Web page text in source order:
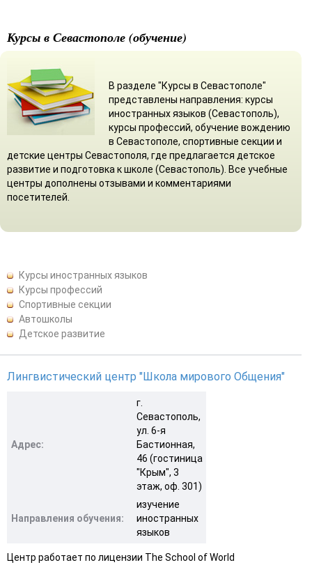
Курсы в Севастополе (обучение)
В разделе "Курсы в Севастополе"
представлены направления: курсы
иностранных языков (Севастополь),
курсы профессий, обучение вождению
в Севастополе, спортивные секции и
детские центры Севастополя, где предлагается детское
развитие и подготовка к школе (Севастополь). Все учебные
центры дополнены отзывами и комментариями
посетителей.
Курсы иностранных языков
Курсы профессий
Спортивные секции
Автошколы
Детское развитие
Лингвистический центр "Школа мирового Общения"
Адрес:
г.
Севастополь,
ул. 6-я
Бастионная,
46 (гостиница
"Крым", 3
этаж, оф. 301)
Направления обучения:
изучение
иностранных
языков
Центр работает по лицензии The School of World